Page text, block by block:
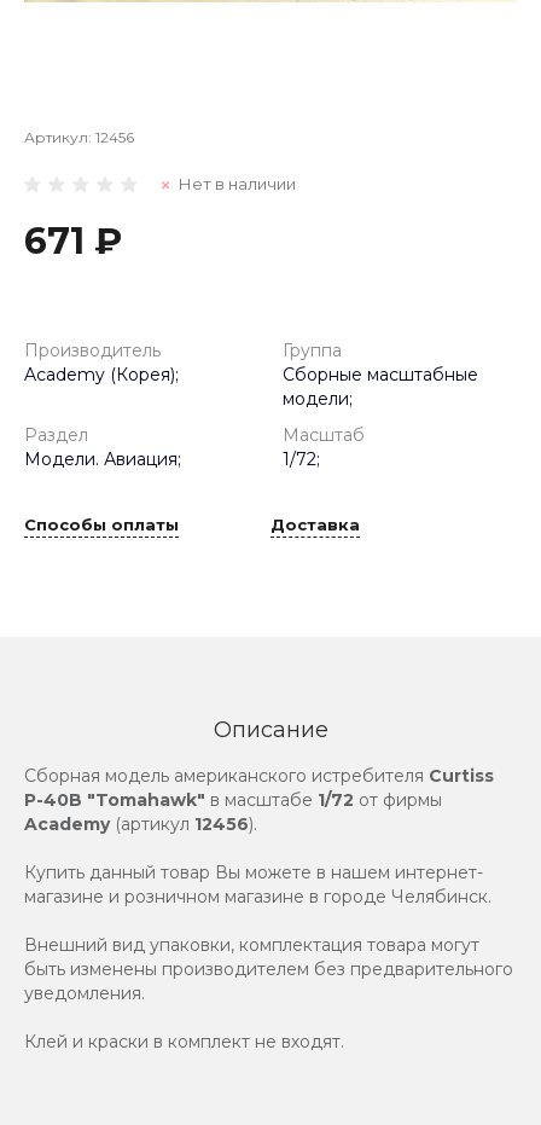
Артикул: 12456
Нет в наличии
671 ₽
Производитель
Academy (Корея);
Группа
Сборные масштабные
модели;
Раздел
Модели. Авиация;
Масштаб
1/72;
Способы оплаты Доставка
Описание
Сборная модель американского истребителя Curtiss
P-40B "Tomahawk" в масштабе 1/72 от фирмы
Academy(артикул 12456).
Купить данный товар Вы можете в нашем интернет-
магазине и розничном магазине в городе Челябинск.
Внешний вид упаковки, комплектация товара могут
быть изменены производителем без предварительного
уведомления.
Клей и краски в комплект не входят.